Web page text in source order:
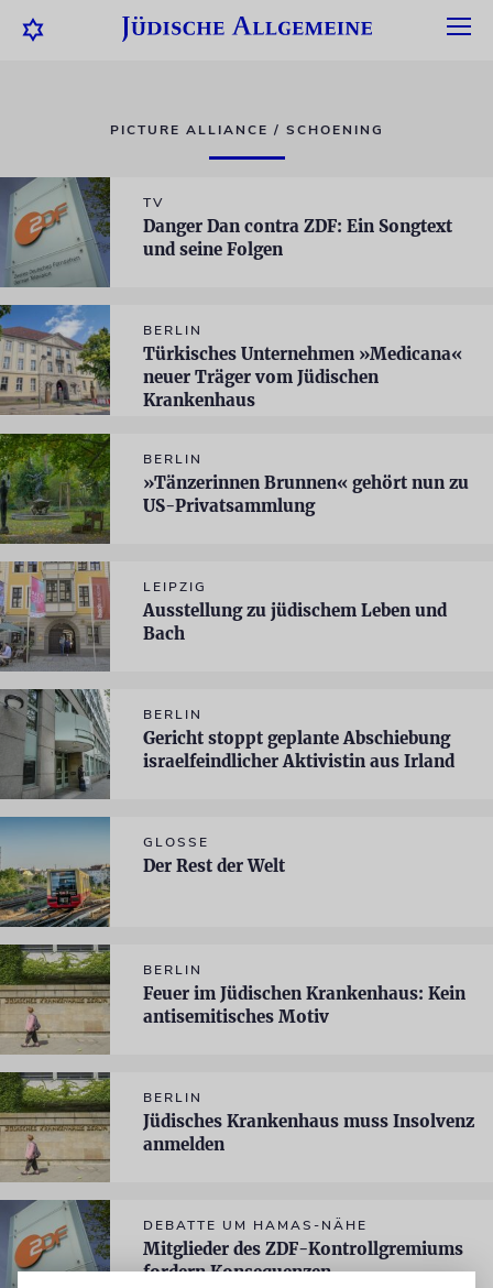
PICTURE ALLIANCE / SCHOENING
TV
Danger Dan contra ZDF: Ein Songtext
und seine Folgen
BERLIN
Türkisches Unternehmen »Medicana«
neuer Träger vom Jüdischen
Krankenhaus
BERLIN
»Tänzerinnen Brunnen« gehört nun zu
US-Privatsammlung
LEIPZIG
Ausstellung zu jüdischem Leben und
Bach
BERLIN
Gericht stoppt geplante Abschiebung
israelfeindlicher Aktivistin aus Irland
GLOSSE
Der Rest der Welt
BERLIN
Feuer im Jüdischen Krankenhaus: Kein
antisemitisches Motiv
BERLIN
Jüdisches Krankenhaus muss Insolvenz
anmelden
DEBATTE UM HAMAS-NÄHE
Mitglieder des ZDF-Kontrollgremiums
fordern Konsequenzen